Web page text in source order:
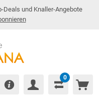
Deals und Knaller-Angebote
0